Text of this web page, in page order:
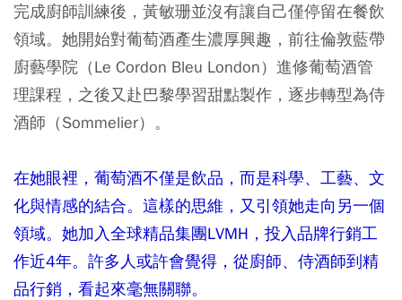
完成廚師訓練後，黃敏珊並沒有讓自己僅停留在餐飲
領域。她開始對葡萄酒產生濃厚興趣，前往倫敦藍帶
廚藝學院（Le Cordon Bleu London）進修葡萄酒管
理課程，之後又赴巴黎學習甜點製作，逐步轉型為侍
酒師（Sommelier）。
在她眼裡，葡萄酒不僅是飲品，而是科學、工藝、文
化與情感的結合。這樣的思維，又引領她走向另一個
領域。她加入全球精品集團LVMH，投入品牌行銷工
作近4年。許多人或許會覺得，從廚師、侍酒師到精
品行銷，看起來毫無關聯。